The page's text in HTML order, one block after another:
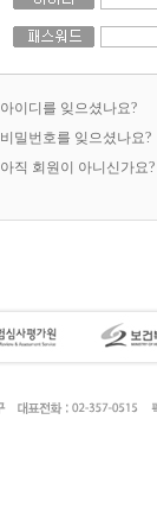
아이디를 잊으셨나요?
비밀번호를 잊으셨나요?
아직 회원이 아니신가요?